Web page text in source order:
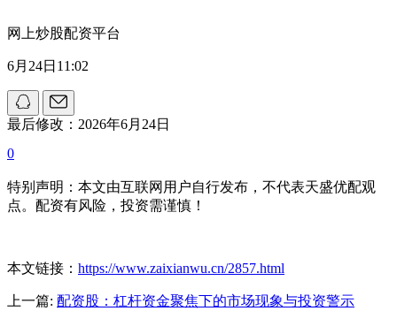
网上炒股配资平台
6月24日11:02
最后修改：2026年6月24日
0
特别声明：本文由互联网用户自行发布，不代表天盛优配观
点。配资有风险，投资需谨慎！
本文链接： https://www.zaixianwu.cn/2857.html
上一篇: 配资股：杠杆资金聚焦下的市场现象与投资警示